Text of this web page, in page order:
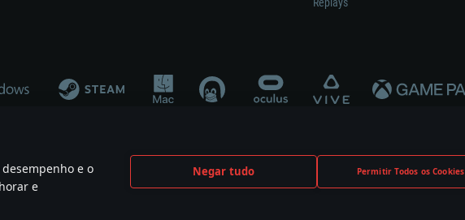
e o
e
Negar tudo Permitir Todos os Cookies
significa participação no desenvolvimento, patrocínio ou aval do respetivo construtor.
are the property of their respective owners.